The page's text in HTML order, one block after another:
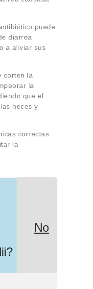
puede
diarrea
a aliviar sus
corten la
la
que el
heces y
correctas
la
?
No